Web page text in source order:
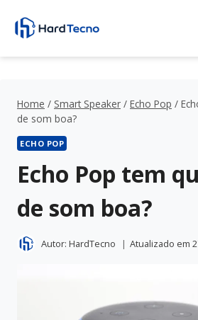
para
Conteúdo
Home / Smart Speaker / Echo Pop /
de som boa?
ECHO POP
Echo Pop tem
de som boa?
Autor: HardTecno Atualizado em